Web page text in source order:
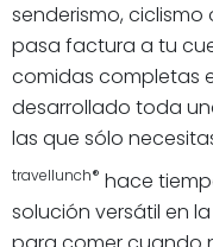
senderismo,
pasa factura a tu
comidas completas
desarrollado toda
las que sólo
travellunch® hace
solución versátil en